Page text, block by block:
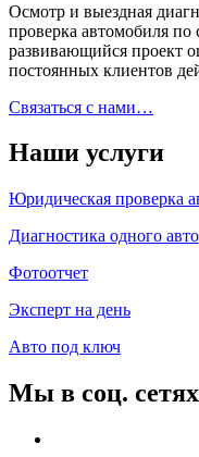
Осмотр и выездная
проверка автомобиля
развивающийся проект
постоянных клиентов
Связаться с нами…
Наши услуги
Юридическая проверка
Диагностика одного авто
Фотоотчет
Эксперт на день
Авто под ключ
Мы в соц. сетях